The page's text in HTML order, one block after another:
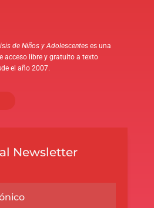
de Niños y Adolescenteses una
acceso libre y gratuito a texto
el año 2007.
Newsletter